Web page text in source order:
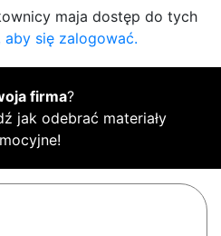
maja dostęp do tych
aby się zalogować.
firma?
jak odebrać materiały